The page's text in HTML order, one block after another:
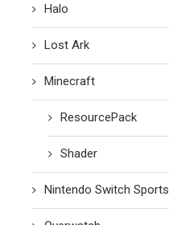
Halo
Lost Ark
Minecraft
ResourcePack
Shader
Nintendo Switch Sports